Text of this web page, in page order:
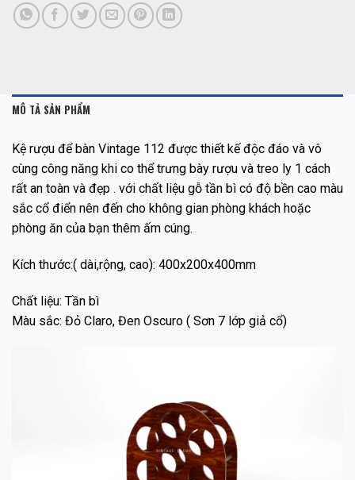
MÔ TẢ SẢN PHẨM
Kệ rượu để bàn Vintage 112 được thiết kế độc đáo và vô
cùng công năng khi co thể trưng bày rượu và treo ly 1 cách
rất an toàn và đẹp . với chất liệu gỗ tần bì có độ bền cao màu
sắc cổ điển nên đến cho không gian phòng khách hoặc
phòng ăn của bạn thêm ấm cúng.
Kích thước:( dài,rộng, cao): 400x200x400mm
Chất liệu: Tần bì
Màu sắc: Đỏ Claro, Đen Oscuro ( Sơn 7 lớp giả cổ)